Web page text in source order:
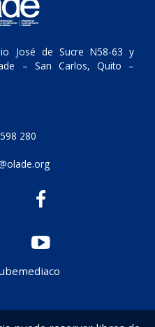
José de Sucre N58-63 y
– San Carlos, Quito –
280